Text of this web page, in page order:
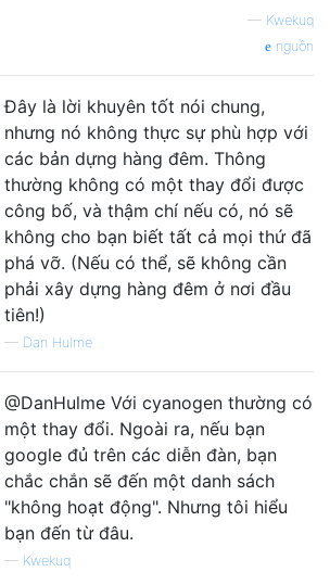
— Kwekuq
nguồn
Đây là lời khuyên tốt nói chung,
nhưng nó không thực sự phù hợp với
các bản dựng hàng đêm. Thông
thường không có một thay đổi được
công bố, và thậm chí nếu có, nó sẽ
không cho bạn biết tất cả mọi thứ đã
phá vỡ. (Nếu có thể, sẽ không cần
phải xây dựng hàng đêm ở nơi đầu
tiên!)
— Dan Hulme
@DanHulme Với cyanogen thường có
một thay đổi. Ngoài ra, nếu bạn
google đủ trên các diễn đàn, bạn
chắc chắn sẽ đến một danh sách
"không hoạt động". Nhưng tôi hiểu
bạn đến từ đâu.
— Kwekuq